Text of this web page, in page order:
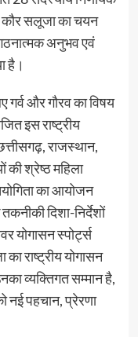
कौर सलूजा का चयन
अनुभव एवं
है।
गर्व और गौरव का विषय
इस राष्ट्रीय
राजस्थान,
की श्रेष्ठ महिला
का आयोजन
दिशा-निर्देशों
योगासन स्पोर्ट्स
राष्ट्रीय योगासन
व्यक्तिगत सम्मान है,
नई पहचान, प्रेरणा